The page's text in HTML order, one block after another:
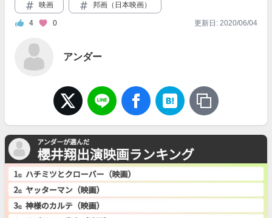
映画 邦画（日本映画）
4 0 更新日: 2020/06/04
アンダー